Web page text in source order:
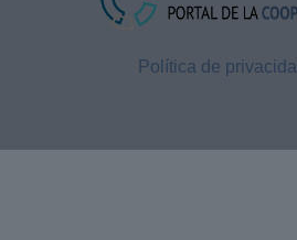
Política de